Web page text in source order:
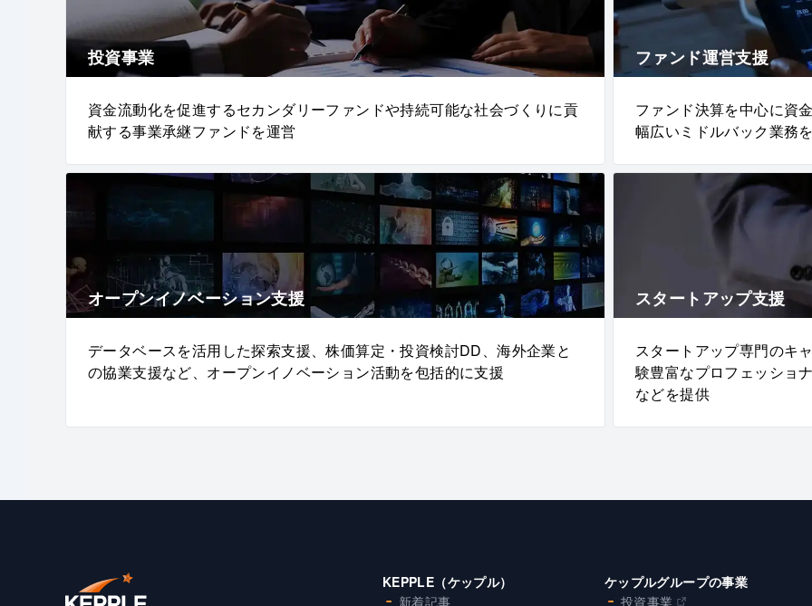
投資事業
資金流動化を促進するセカンダリーファンドや持続可能な社会づくりに貢
献する事業承継ファンドを運営
ファンド運営支援
ファンド決算を中心に資
幅広いミドルバック業務
オープンイノベーション支援
データベースを活用した探索支援、株価算定・投資検討DD、海外企業と
の協業支援など、オープンイノベーション活動を包括的に支援
スタートアップ支援
スタートアップ専門のキ
験豊富なプロフェッショ
などを提供
KEPPLE（ケップル）
新着記事
ケップルグループの事業
投資事業